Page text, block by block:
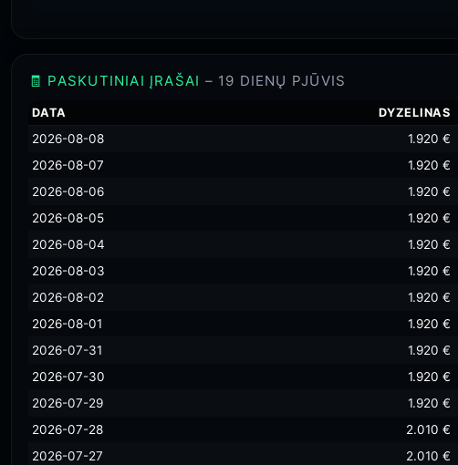
🧾 PASKUTINIAI ĮRAŠAI – 19 DIENŲ PJŪVIS
DATA DYZELINAS
2026-08-08 1.920 €
2026-08-07
1.920 €
2026-08-06
1.920 €
2026-08-05
1.920 €
2026-08-04
1.920 €
2026-08-03
1.920 €
2026-08-02
1.920 €
2026-08-01
1.920 €
2026-07-31
1.920 €
2026-07-30
1.920 €
2026-07-29
1.920 €
2026-07-28
2.010 €
2026-07-27
2.010 €